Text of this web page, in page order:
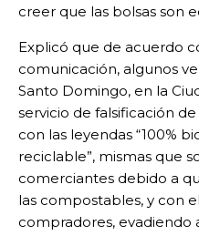
creer que las bolsas son
Explicó que de acuerdo
comunicación, algunos
Santo Domingo, en la
servicio de falsificación
con las leyendas “100%
reciclable”, mismas que
comerciantes debido a
las compostables, y con
compradores, evadiendo